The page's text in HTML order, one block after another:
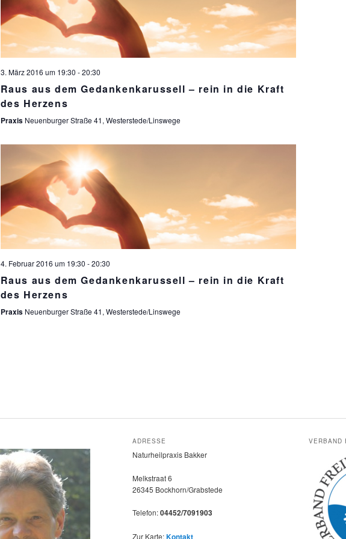
3. März 2016 um 19:30 -20:30
Raus aus dem Gedankenkarussell – rein in die Kraft
des Herzens
Praxis Neuenburger Straße 41, Westerstede/Linswege
4. Februar 2016 um 19:30 -20:30
Raus aus dem Gedankenkarussell – rein in die Kraft
des Herzens
Praxis Neuenburger Straße 41, Westerstede/Linswege
ADRESSE
Naturheilpraxis Bakker
Melkstraat 6
26345 Bockhorn/Grabstede
Telefon:04452/7091903
Zur Karte:Kontakt
VERBAND